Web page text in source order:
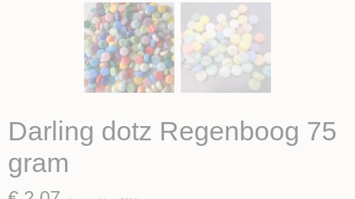
Darling dotz Regenboog 75
gram